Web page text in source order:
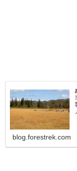
blog.forestrek.com